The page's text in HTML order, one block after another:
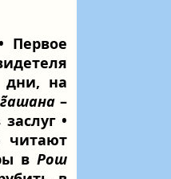
Первое
дни, на
–
•
читают
вРош